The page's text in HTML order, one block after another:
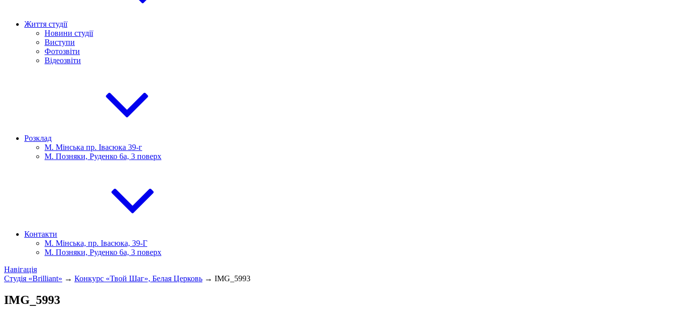
Життя студії
Новини студії
Виступи
Фотозвіти
Відеозвіти
Розклад
М. Мінська пр. Івасюка 39-г
М. Позняки, Руденко 6а, 3 поверх
Контакти
М. Мінська, пр. Івасюка, 39-Г
М. Позняки, Руденко 6а, 3 поверх
Навігація
Студія «Brilliant» → Конкурс «Твой Шаг», Белая Церковь → IMG_5993
IMG_5993